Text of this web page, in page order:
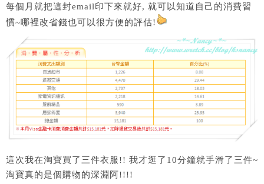
每個月就把這封email印下來就好, 就可以知道自己的消費習
慣~哪裡改省錢也可以很方便的評估!
這次我在淘寶買了三件衣服!! 我才逛了10分鐘就手滑了三件~
淘寶真的是個購物的深淵阿!!!!